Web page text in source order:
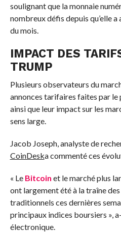
soulignant que la monnaie
nombreux défis depuis qu’elle
du mois.
IMPACT DES
TRUMP
Plusieurs observateurs du
annonces tarifaires faites par
ainsi que leur impact sur les
sens large.
Jacob Joseph, analyste de
CoinDeska commenté ces
« Le Bitcoin et le marché plus
ont largement été à la traîne
traditionnels ces dernières
principaux indices boursiers »,
électronique.